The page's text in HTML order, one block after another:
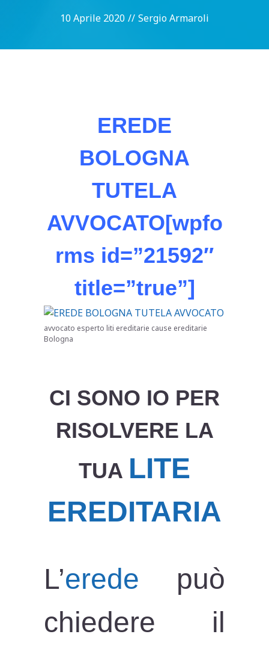
10 Aprile 2020 // Sergio Armaroli
EREDE
BOLOGNA
TUTELA
AVVOCATO[wpfo
rms id=”21592″
title=”true”]
avvocato esperto liti ereditarie cause ereditarie
Bologna
CI SONO IO PER
RISOLVERE LA
TUA LITE
EREDITARIA
L’erede può
chiedere il